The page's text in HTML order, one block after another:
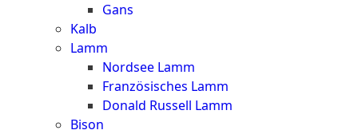
Gans
Kalb
Lamm
Nordsee Lamm
Französisches Lamm
Donald Russell Lamm
Bison